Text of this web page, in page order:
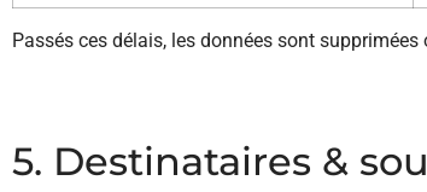
Passés ces délais, les données sont supprimées
5. Destinataires &